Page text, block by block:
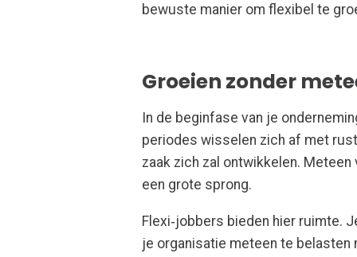
bewuste manier om flexibel te
Groeien zonder
In de beginfase van je
periodes wisselen zich af met
zaak zich zal ontwikkelen.
een grote sprong.
Flexi‑jobbers bieden hier ruimte.
je organisatie meteen te